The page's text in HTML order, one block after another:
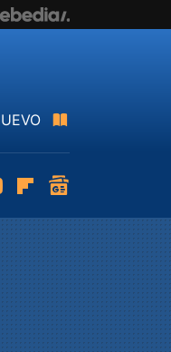
YoutubeFlipboard